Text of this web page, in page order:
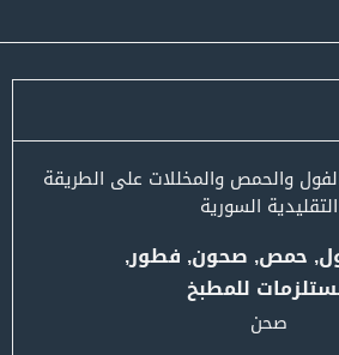
والحمص والمخللات على الطريقة
التقليدية السورية
حمص, صحون, فطور,
للمطبخ
صحن